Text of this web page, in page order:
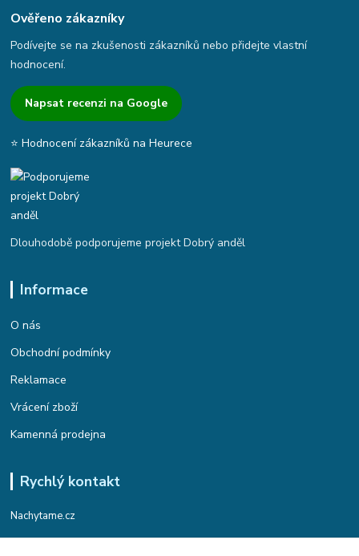
Ověřeno zákazníky
Podívejte se na zkušenosti zákazníků nebo přidejte vlastní
hodnocení.
Napsat recenzi na Google
⭐ Hodnocení zákazníků na Heurece
Dlouhodobě podporujeme projekt Dobrý anděl
Informace
O nás
Obchodní podmínky
Reklamace
Vrácení zboží
Kamenná prodejna
Rychlý kontakt
Nachytame.cz